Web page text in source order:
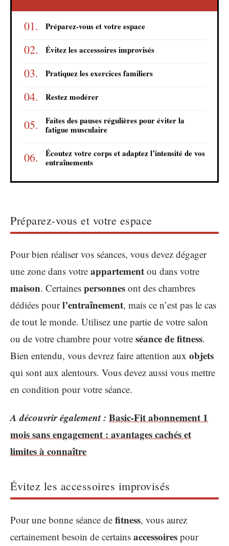
Préparez-vous et votre espace
Évitez les accessoires improvisés
Pratiquez les exercices familiers
Restez modérer
Faites des pauses régulières pour éviter la
fatigue musculaire
Écoutez votre corps et adaptez l’intensité de vos
entraînements
Préparez-vous et votre espace
Pour bien réaliser vos séances, vous devez dégager
une zone dans votre appartement ou dans votre
maison. Certaines personnes ont des chambres
dédiées pourl’entraînement, mais ce n’est pas le cas
de tout le monde. Utilisez une partie de votre salon
ou de votre chambre pour votre séancedefitness.
Bien entendu, vous devrez faire attention aux objets
qui sont aux alentours. Vous devez aussi vous mettre
en condition pour votre séance.
A découvrir également : Basic-Fit abonnement 1
mois sans engagement : avantages cachés et
limites à connaître
Évitez les accessoires improvisés
Pour une bonne séance de fitness, vous aurez
certainement besoin de certains accessoires pour